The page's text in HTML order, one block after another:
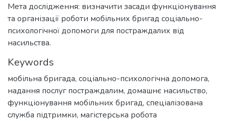
Мета дослідження: визначити засади функціонування
та організації роботи мобільних бригад соціально-
психологічної допомоги для постраждалих від
насильства.
Keywords
мобільна бригада, соціально-психологічна допомога,
надання послуг постраждалим, домашнє насильство,
функціонування мобільних бригад, спеціалізована
служба підтримки, магістерська робота